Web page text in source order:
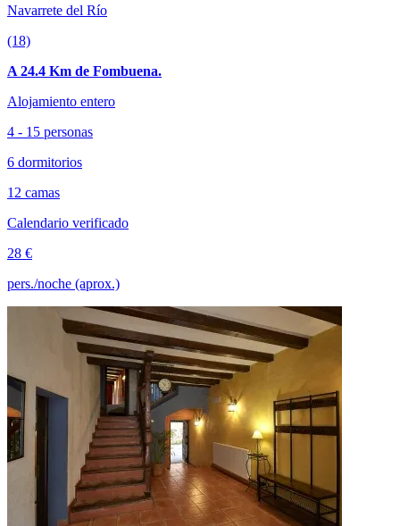
Navarrete del Río
(18)
A 24.4 Km de Fombuena.
Alojamiento entero
4 - 15 personas
6 dormitorios
12 camas
Calendario verificado
28 €
pers./noche (aprox.)